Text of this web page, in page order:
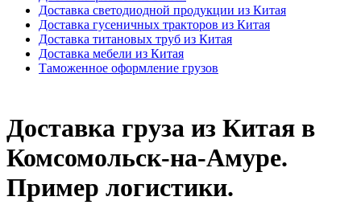
Доставка светодиодной продукции из Китая
Доставка гусеничных тракторов из Китая
Доставка титановых труб из Китая
Доставка мебели из Китая
Таможенное оформление грузов
Доставка груза из Китая в
Комсомольск-на-Амуре.
Пример логистики.